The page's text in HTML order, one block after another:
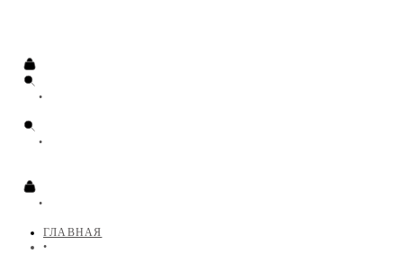
•
•
•
ГЛАВНАЯ
•